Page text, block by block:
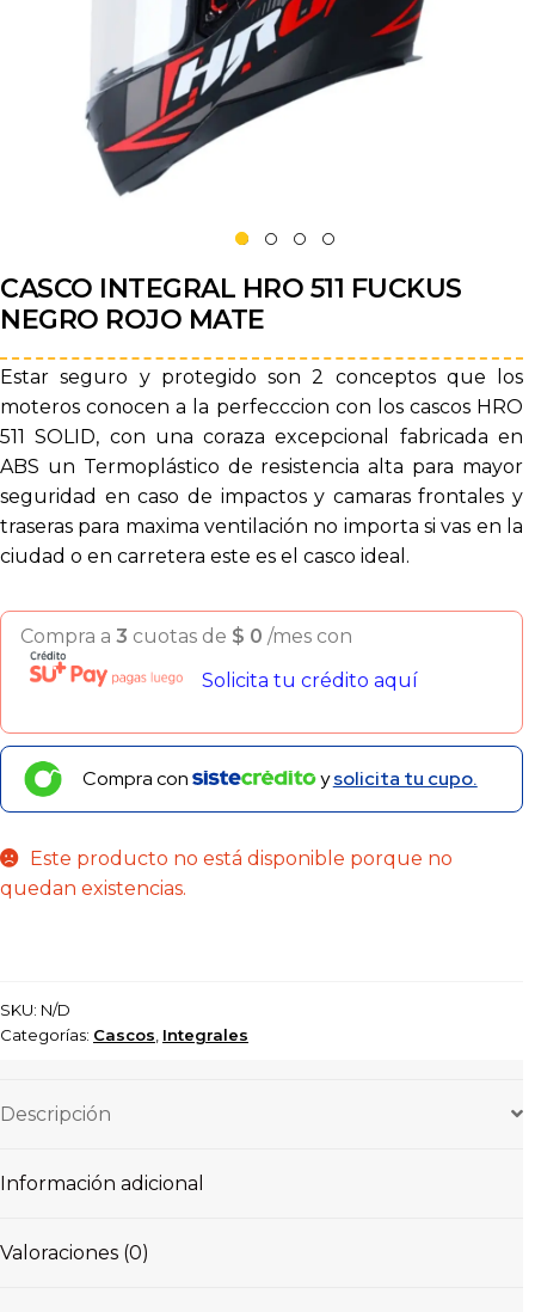
CASCO INTEGRAL HRO 511 FUCKUS
NEGRO ROJO MATE
Estar seguro y protegido son 2 conceptos que los
moteros conocen a la perfecccion con los cascos HRO
511 SOLID, con una coraza excepcional fabricada en
ABS un Termoplástico de resistencia alta para mayor
seguridad en caso de impactos y camaras frontales y
traseras para maxima ventilación no importa si vas en la
ciudad o en carretera este es el casco ideal.
Compra a 3 cuotas de $ 0 /mes con
Solicita tu crédito aquí
Compra con ysolicita tu cupo.
Este producto no está disponible porque no
quedan existencias.
SKU: N/D
Categorías: Cascos Integrales
Descripción
Información adicional
Valoraciones (0)